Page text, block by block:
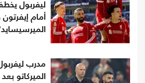
ليفربول
أمام
مدرب
الميركاتو